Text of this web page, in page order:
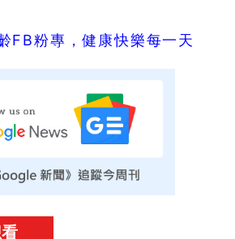
FB粉專，健康快樂每一天